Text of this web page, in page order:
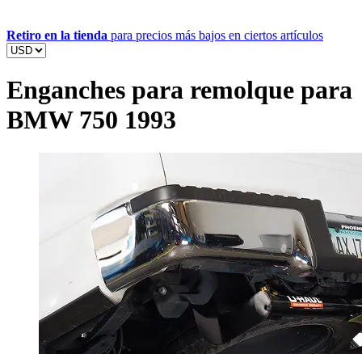
Retiro en la tienda para precios más bajos en ciertos artículos
Enganches para remolque para
BMW 750 1993